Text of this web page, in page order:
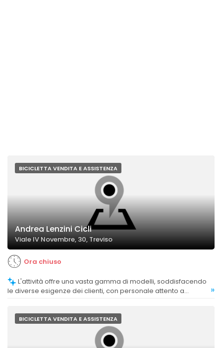
BICICLETTA VENDITA E ASSISTENZA
Andrea Lenzini Cicli
Viale IV Novembre, 30, Treviso
Ora chiuso
le diverse esigenze dei clienti, con personale attento a
»
BICICLETTA VENDITA E ASSISTENZA